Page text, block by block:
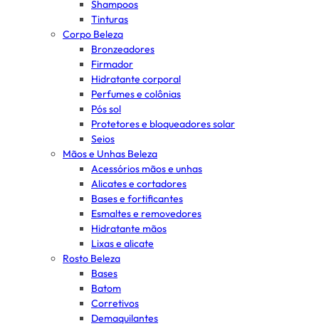
Shampoos
Tinturas
Corpo Beleza
Bronzeadores
Firmador
Hidratante corporal
Perfumes e colônias
Pós sol
Protetores e bloqueadores solar
Seios
Mãos e Unhas Beleza
Acessórios mãos e unhas
Alicates e cortadores
Bases e fortificantes
Esmaltes e removedores
Hidratante mãos
Lixas e alicate
Rosto Beleza
Bases
Batom
Corretivos
Demaquilantes